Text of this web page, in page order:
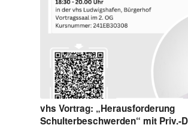
vhs Vortrag: „Herausforderung
Schulterbeschwerden“ mit Priv.-